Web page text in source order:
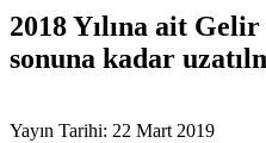
2018 Yılına ait
sonuna kadar
Yayın Tarihi: 22 Mart 2019